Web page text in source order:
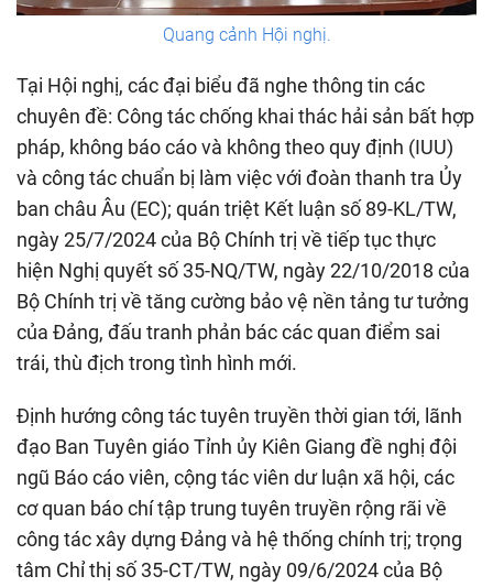
Quang cảnh Hội nghị.
Tại Hội nghị, các đại biểu đã nghe thông tin các
chuyên đề: Công tác chống khai thác hải sản bất hợp
pháp, không báo cáo và không theo quy định (IUU)
và công tác chuẩn bị làm việc với đoàn thanh tra Ủy
ban châu Âu (EC); quán triệt Kết luận số 89-KL/TW,
ngày 25/7/2024 của Bộ Chính trị về tiếp tục thực
hiện Nghị quyết số 35-NQ/TW, ngày 22/10/2018 của
Bộ Chính trị về tăng cường bảo vệ nền tảng tư tưởng
của Đảng, đấu tranh phản bác các quan điểm sai
trái, thù địch trong tình hình mới.
Định hướng công tác tuyên truyền thời gian tới, lãnh
đạo Ban Tuyên giáo Tỉnh ủy Kiên Giang đề nghị đội
ngũ Báo cáo viên, cộng tác viên dư luận xã hội, các
cơ quan báo chí tập trung tuyên truyền rộng rãi về
công tác xây dựng Đảng và hệ thống chính trị; trọng
tâm Chỉ thị số 35-CT/TW, ngày 09/6/2024 của Bộ